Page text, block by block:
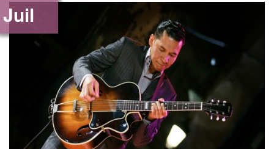
Juil